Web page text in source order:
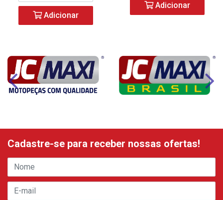
Adicionar
Adicionar
Cadastre-se para receber nossas ofertas!